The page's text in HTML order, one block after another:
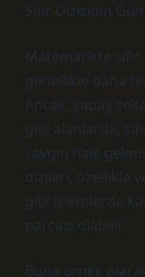
Sıfır Dizisinin
Matematikte
genellikle daha
Ancak, yapay
gibi alanlarda,
yaygın hale
dizileri, özellikle
gibi işlemlerde
parçası olabilir.
Buna örnek